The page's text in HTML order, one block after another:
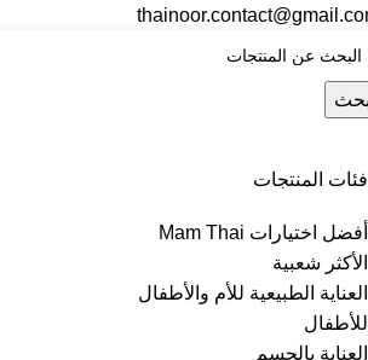
فئات المنتجات
أفضل اختيارات Mam Thai
الأكثر شعبية
العناية الطبيعية للأم والأطفال
للأطفال
العناية بالجسم